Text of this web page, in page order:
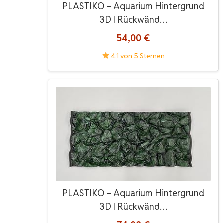
PLASTIKO – Aquarium Hintergrund
3D I Rückwänd…
54,00 €
4.1 von 5 Sternen
PLASTIKO – Aquarium Hintergrund
3D I Rückwänd…